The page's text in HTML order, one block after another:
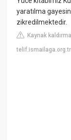
yaratılma
zikredilmektedir.
Kaynak
telif.ismailaga.org.tr